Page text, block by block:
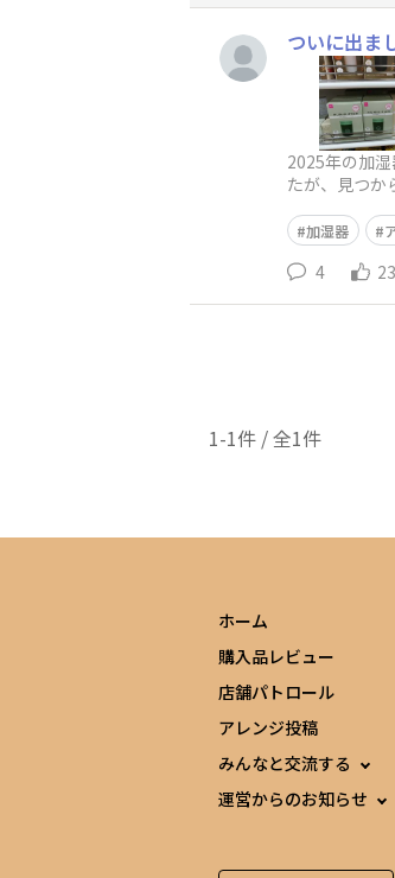
ついに出ま
2025年の加
たが、見つか
加湿器
4 23
1-1件 / 全1件
ホーム
購入品レビュー
店舗パトロール
アレンジ投稿
みんなと交流する
運営からのお知らせ